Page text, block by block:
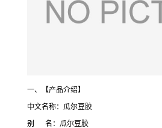
一、【产品介绍】
中文名称：瓜尔豆胶
别 名：瓜尔豆胶